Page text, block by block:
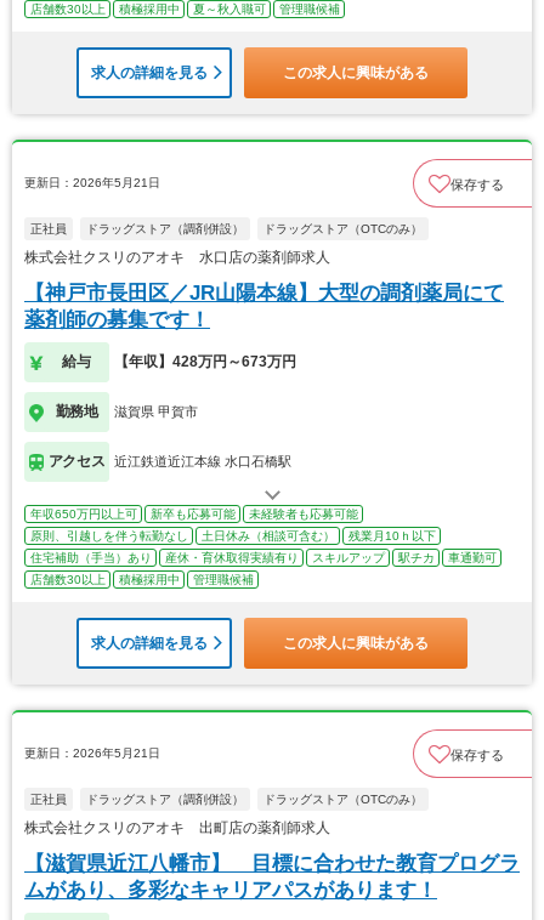
店舗数30以上
積極採用中 夏～秋入職可 管理職候補
求人の詳細を見る この求人に興味がある
更新日：2026年5月21日 保存する
正社員 ドラッグストア（調剤併設） ドラッグストア（OTCのみ）
株式会社クスリのアオキ 水口店の薬剤師求人
【神戸市長田区／JR山陽本線】大型の調剤薬局にて
薬剤師の募集です！
給与 【年収】428万円～673万円
勤務地 滋賀県 甲賀市
アクセス 近江鉄道近江本線 水口石橋駅
年収650万円以上可 新卒も応募可能
未経験者も応募可能
原則、引越しを伴う転勤なし
土日休み（相談可含む）
残業月10ｈ以下
住宅補助（手当）あり
産休・育休取得実績有り スキルアップ 駅チカ
車通勤可
店舗数30以上
積極採用中 管理職候補
求人の詳細を見る この求人に興味がある
更新日：2026年5月21日 保存する
正社員 ドラッグストア（調剤併設） ドラッグストア（OTCのみ）
株式会社クスリのアオキ 出町店の薬剤師求人
【滋賀県近江八幡市】 目標に合わせた教育プログラ
ムがあり、多彩なキャリアパスがあります！